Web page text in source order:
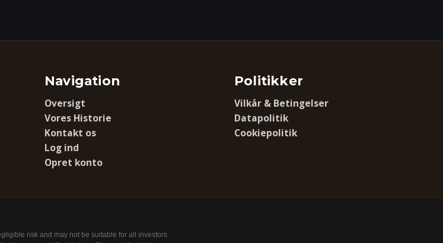
Navigation
Oversigt
Vores Historie
Kontakt os
Log ind
Opret konto
Politikker
Vilkår & Betingelser
Datapolitik
Cookiepolitik